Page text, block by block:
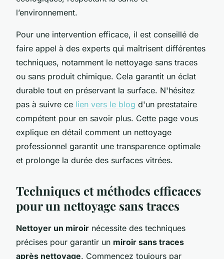
l’environnement.
Pour une intervention efficace, il est conseillé de
faire appel à des experts qui maîtrisent différentes
techniques, notamment le nettoyage sans traces
ou sans produit chimique. Cela garantit un éclat
durable tout en préservant la surface. N'hésitez
pas à suivre ce lien vers le blog d'un prestataire
compétent pour en savoir plus. Cette page vous
explique en détail comment un nettoyage
professionnel garantit une transparence optimale
et prolonge la durée des surfaces vitrées.
Techniques et méthodes efficaces
pour un nettoyage sans traces
Nettoyer un miroir nécessite des techniques
précises pour garantir un miroir sans traces
après nettoyage. Commencez toujours par